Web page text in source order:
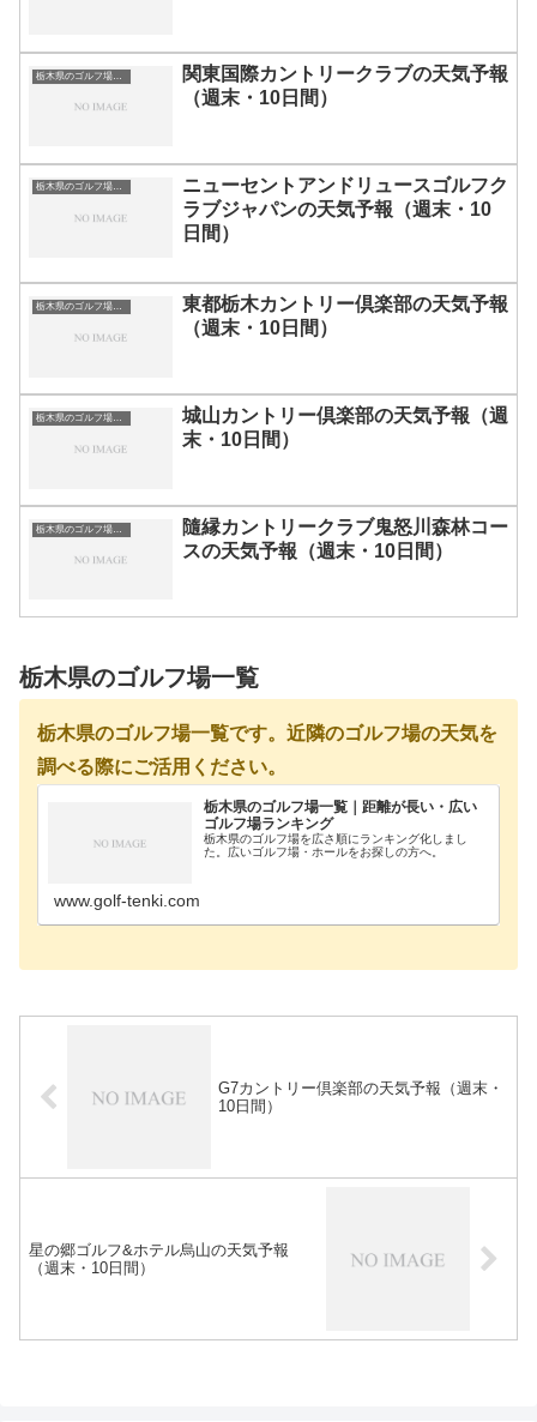
栃木県のゴルフ場一覧｜距離が長い・広いゴルフ場ランキング
関東国際カントリークラブの天気予報
（週末・10日間）
栃木県のゴルフ場一覧｜距離が長い・広いゴルフ場ランキング
ニューセントアンドリュースゴルフク
ラブジャパンの天気予報（週末・10
日間）
栃木県のゴルフ場一覧｜距離が長い・広いゴルフ場ランキング
東都栃木カントリー倶楽部の天気予報
（週末・10日間）
栃木県のゴルフ場一覧｜距離が長い・広いゴルフ場ランキング
城山カントリー倶楽部の天気予報（週
末・10日間）
栃木県のゴルフ場一覧｜距離が長い・広いゴルフ場ランキング
隨縁カントリークラブ鬼怒川森林コー
スの天気予報（週末・10日間）
栃木県のゴルフ場一覧
栃木県のゴルフ場一覧です。近隣のゴルフ場の天気を
調べる際にご活用ください。
栃木県のゴルフ場一覧｜距離が長い・広い
ゴルフ場ランキング
栃木県のゴルフ場を広さ順にランキング化しまし
た。広いゴルフ場・ホールをお探しの方へ。
www.golf-tenki.com
G7カントリー倶楽部の天気予報（週末・
10日間）
星の郷ゴルフ&ホテル烏山の天気予報
（週末・10日間）